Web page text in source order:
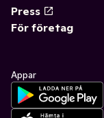
Press
För företag
Appar